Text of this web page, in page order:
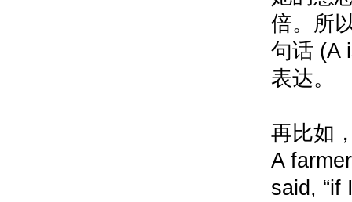
倍。所
句话 (A
表达。
再比如
A
said, “if